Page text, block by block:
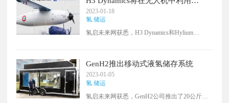
洲，Rystad能源估计，全球计划建设的管道项
目约有91个，总长约3.03万公里，预计到2035
年左右将陆续投入运营。全球范围内，欧洲正
率先努力生产和进口绿氢，现在关注建设必要
Hylium的液氢储存
2023-01-18
氢.储运
氢启未来网获悉，H3 Dynamics和Hylium
液化解决方案与H3动力氢电推进短舱、超轻燃
料电池以及新的氢无人机加油站H2FIELD相结
合。该合作伙伴关系还将看到H3 Dynamics最近
宣布的氢燃料补给站H2FIELD的发展，该站将
进行升级，以便能够加注液态氢罐。H3
GenH2推出移动式液氢储存系统
2023-01-05
氢.储运
氢启未来网获悉，GenH2公司推出了20公斤